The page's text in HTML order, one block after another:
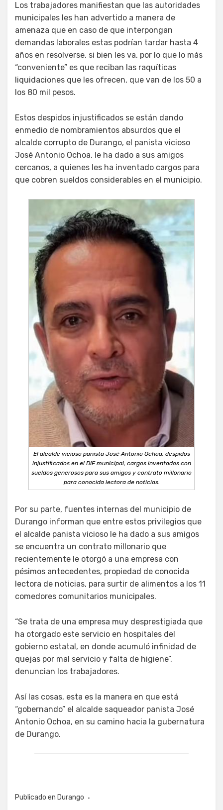
Los trabajadores manifiestan que las autoridades
municipales les han advertido a manera de
amenaza que en caso de que interpongan
demandas laborales estas podrían tardar hasta 4
años en resolverse, si bien les va, por lo que lo más
“conveniente” es que reciban las raquíticas
liquidaciones que les ofrecen, que van de los 50 a
los 80 mil pesos.
Estos despidos injustificados se están dando
enmedio de nombramientos absurdos que el
alcalde corrupto de Durango, el panista vicioso
José Antonio Ochoa, le ha dado a sus amigos
cercanos, a quienes les ha inventado cargos para
que cobren sueldos considerables en el municipio.
El alcalde vicioso panista José Antonio Ochoa, despidos
injustificados en el DIF municipal; cargos inventados con
sueldos generosos para sus amigos y contrato millonario
para conocida lectora de noticias.
Por su parte, fuentes internas del municipio de
Durango informan que entre estos privilegios que
el alcalde panista vicioso le ha dado a sus amigos
se encuentra un contrato millonario que
recientemente le otorgó a una empresa con
pésimos antecedentes, propiedad de conocida
lectora de noticias, para surtir de alimentos a los 11
comedores comunitarios municipales.
“Se trata de una empresa muy desprestigiada que
ha otorgado este servicio en hospitales del
gobierno estatal, en donde acumuló infinidad de
quejas por mal servicio y falta de higiene”,
denuncian los trabajadores.
Así las cosas, esta es la manera en que está
“gobernando” el alcalde saqueador panista José
Antonio Ochoa, en su camino hacia la gubernatura
de Durango.
Publicado en Durango